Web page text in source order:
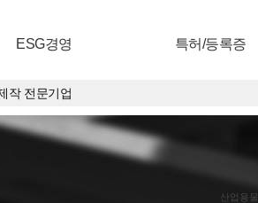
ESG경영 특허/등록증
작 전문기업
산업용